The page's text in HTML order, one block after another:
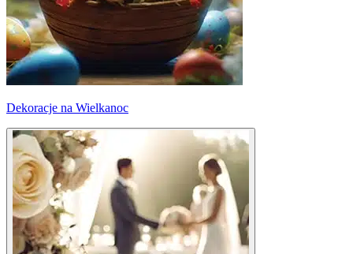
Dekoracje na Wielkanoc